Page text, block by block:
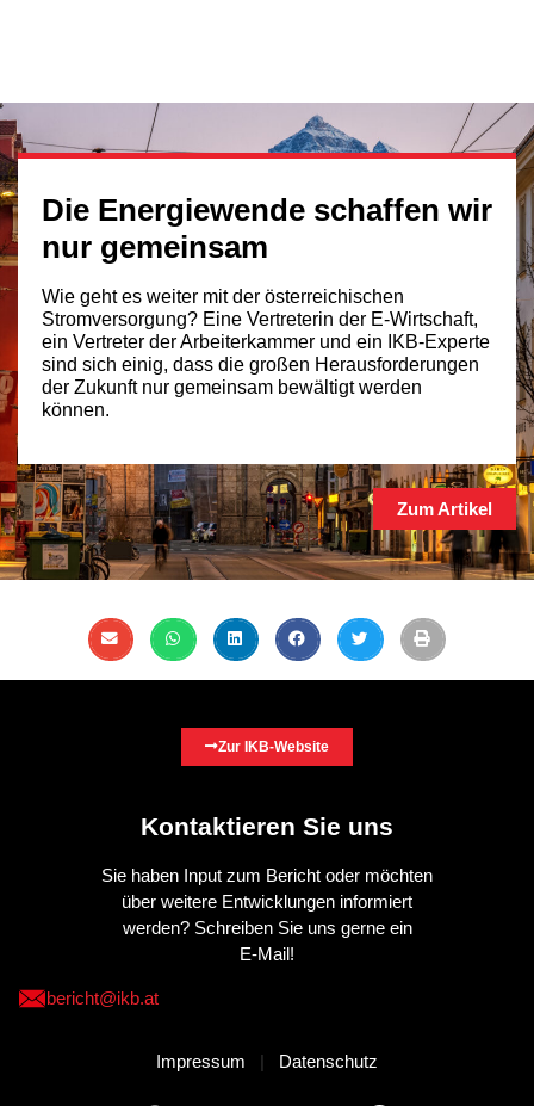
Die Energiewende schaffen wir
nur gemeinsam
Wie geht es weiter mit der österreichischen
Stromversorgung? Eine Vertreterin der E-Wirtschaft,
ein Vertreter der Arbeiterkammer und ein IKB-Experte
sind sich einig, dass die großen Herausforderungen
der Zukunft nur gemeinsam bewältigt werden
können.
Zum Artikel
Zur IKB-Website
Kontaktieren Sie uns
Sie haben Input zum Bericht oder möchten
über weitere Entwicklungen informiert
werden? Schreiben Sie uns gerne ein
E-Mail!
bericht@ikb.at
Impressum | Datenschutz